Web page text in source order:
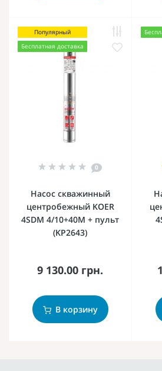
Популярный
Бесплатная доставка
0
Насос скважинный
центробежный KOER
4SDM 4/10+40M + пульт
(KP2643)
9 130.00 грн.
В корзину